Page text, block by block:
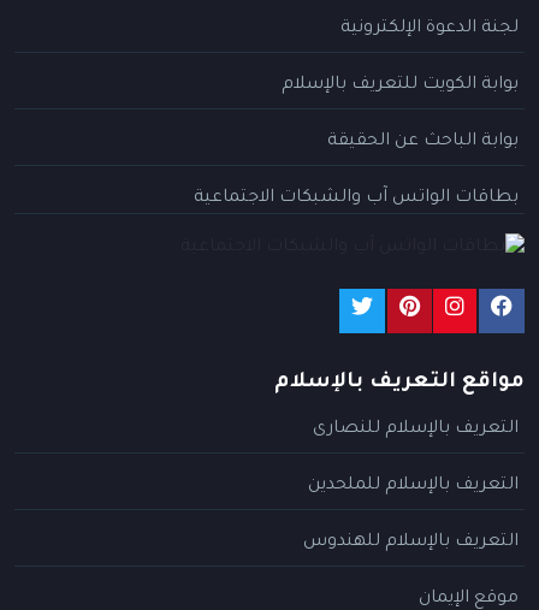
لجنة الدعوة الإلكترونية
بوابة الكويت للتعريف بالإسلام
بوابة الباحث عن الحقيقة
بطاقات الواتس آب والشبكات الاجتماعية
مواقع التعريف بالإسلام
التعريف بالإسلام للنصارى
التعريف بالإسلام للملحدين
التعريف بالإسلام للهندوس
موقع الإيمان